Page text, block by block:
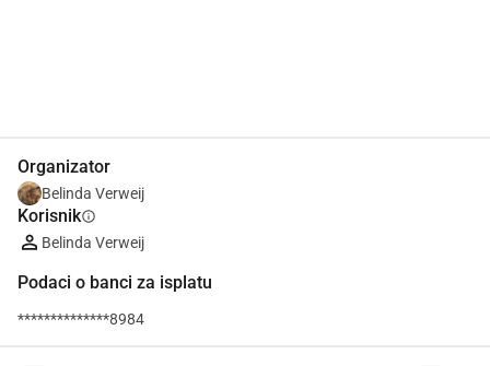
Organizator
Belinda Verweij
Korisnikinfo
Belinda Verweij
Podaci o banci za isplatu
**************8984